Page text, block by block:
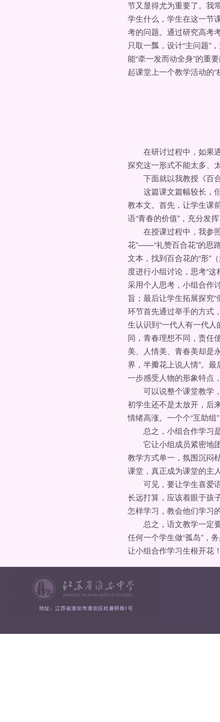
节又显得尤为重要了。我
学生什么，学生在这一节
考的问题。通过研究高考
只取一瓢，设计“主问题”
能“牵一发而动全身”的重
起课堂上一个教学活动的“
在研讨过程中，如果遇
探究这一形式不能太多、
下面就以我教授《百
这篇课文篇幅较长，但
教本文。首先，让学生课
语“青春的价值”，充分发
在授课过程中，我参照
花”——“礼赞百合花”的思
文本，找到百合花的“形”
度进行小组讨论，思考“
采用个人思考，小组合作
旨；最后让学生拓展探究
环节首先通过举手的方式
生认识到“一代人有一代
同，青春理想不同，责任
美、人情美、青春美却是
界，半瓣花上说人情”。
一步感受人物的形象特点
可以说整个课堂教学，
初学生还不是太放开，后
情绪高涨。一个个“互助组
总之，小组合作学习是
它让小组成员紧密地团
教学方式单一，氛围沉闷
课堂，真正成为课堂的主
可见，要让学生喜爱语
长远打算，应该着眼于孩
怎样学习，教会他们学习
总之，语文教学一定要
任何一个学生做“孤岛”，
让小组合作学习生根开花